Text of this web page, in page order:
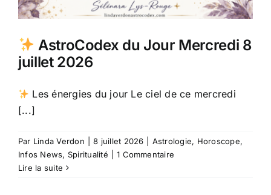
AstroCodex du Jour Mercredi 8
juillet 2026
Les énergies du jour Le ciel de ce mercredi
[...]
Par Linda Verdon 8 juillet 2026 Astrologie, Horoscope,
Infos News, Spiritualité
1 Commentaire
Lire la suite